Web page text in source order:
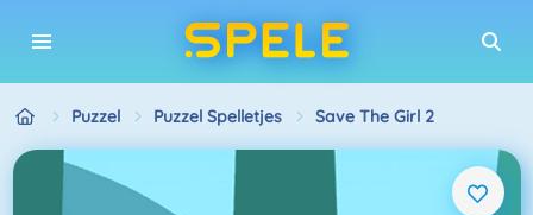
Puzzel Puzzel Spelletjes Save The Girl 2